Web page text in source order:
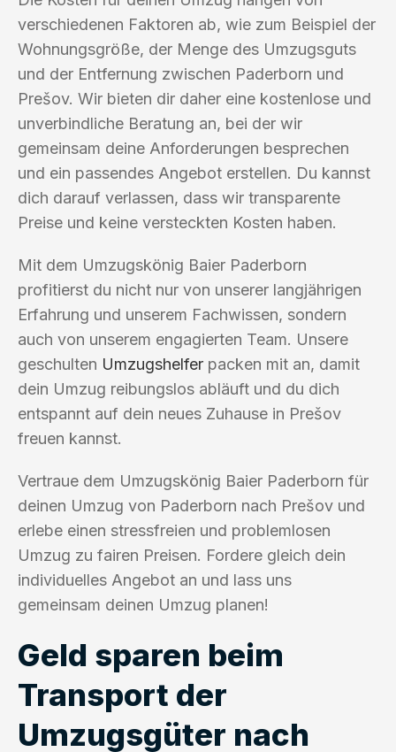
verschiedenen Faktoren ab, wie zum Beispiel der
Wohnungsgröße, der Menge des Umzugsguts
und der Entfernung zwischen Paderborn und
Prešov. Wir bieten dir daher eine kostenlose und
unverbindliche Beratung an, bei der wir
gemeinsam deine Anforderungen besprechen
und ein passendes Angebot erstellen. Du kannst
dich darauf verlassen, dass wir transparente
Preise und keine versteckten Kosten haben.
Mit dem Umzugskönig Baier Paderborn
profitierst du nicht nur von unserer langjährigen
Erfahrung und unserem Fachwissen, sondern
auch von unserem engagierten Team. Unsere
geschulten Umzugshelfer packen mit an, damit
dein Umzug reibungslos abläuft und du dich
entspannt auf dein neues Zuhause in Prešov
freuen kannst.
Vertraue dem Umzugskönig Baier Paderborn für
deinen Umzug von Paderborn nach Prešov und
erlebe einen stressfreien und problemlosen
Umzug zu fairen Preisen. Fordere gleich dein
individuelles Angebot an und lass uns
gemeinsam deinen Umzug planen!
Geld sparen beim
Transport der
Umzugsgüter nach